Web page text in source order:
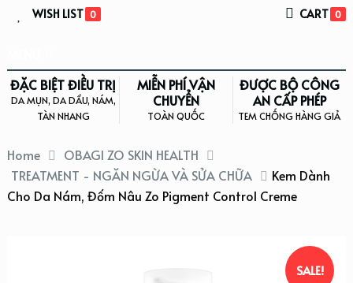
WISH LIST 0 CART 0
ĐẶC BIỆT ĐIỀU TRỊ
DA MỤN, DA DẦU, NÁM,
TÀN NHANG
MIỄN PHÍ VẬN
CHUYỂN
TOÀN QUỐC
ĐƯỢC BỘ CÔNG
AN CẤP PHÉP
TEM CHỐNG HÀNG GIẢ
Home
OBAGI ZO SKIN HEALTH
TREATMENT - NGĂN NGỪA VÀ SỬA CHỮA
Kem Dành
Cho Da Nám, Đốm Nâu Zo Pigment Control Creme
SALE!